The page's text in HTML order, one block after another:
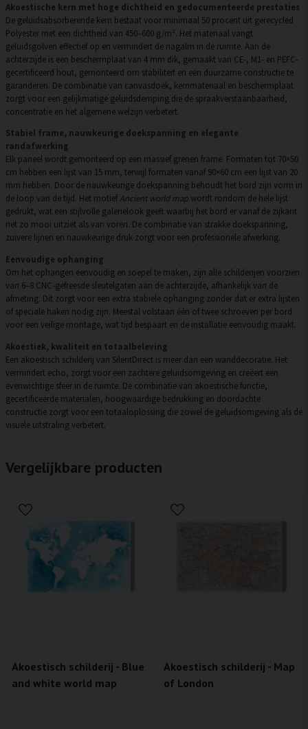
Akoestische kern met hoge dichtheid en gedocumenteerde prestaties
De geluidsabsorberende kern bestaat voor minimaal 50 procent uit gerecycled
Polyester met een dichtheid van 450–600 g/m². Het materiaal vangt
geluidsgolven effectief op en vermindert de nagalm in de ruimte. Aan de
achterzijde is een beschermplaat van 4 mm dik, gemaakt van CE-, M1- en PEFC-
gecertificeerd hout, gemonteerd om stabiliteit en een duurzame constructie te
garanderen. De combinatie van canvasdoek, kernmateriaal en beschermplaat
zorgt voor een gelijkmatige geluidsdemping die de spraakverstaanbaarheid,
concentratie en het algemene welzijn verbetert.
Stabiel frame, nauwkeurige doekspanning en elegante
randafwerking
Elk paneel wordt gemonteerd op een massief grenen frame. Formaten tot 70×50
cm hebben een lijst van 15 mm, terwijl formaten vanaf 90×60 cm een lijst van 20
mm hebben. Door de nauwkeurige doekspanning behoudt het bord zijn vorm in
de loop van de tijd. Het motiefAncient world map wordt rondom de hele lijst
gedrukt, wat een stijlvolle galerielook geeft waarbij het bord er vanaf de zijkant
net zo mooi uitziet als van voren. De combinatie van strakke doekspanning,
zuivere lijnen en nauwkeurige druk zorgt voor een professionele afwerking.
Eenvoudige ophanging
Om het ophangen eenvoudig en soepel te maken, zijn alle schilderijen voorzien
van 6–8 CNC-gefreesde sleutelgaten aan de achterzijde, afhankelijk van de
afmeting. Dit zorgt voor een extra stabiele ophanging zonder dat er extra lijsten
of speciale haken nodig zijn. Meestal volstaan één of twee schroeven per bord
voor een veilige montage, wat tijd bespaart en de installatie eenvoudig maakt.
Akoestiek, kwaliteit en totaalbeleving
Een akoestisch schilderij van SilentDirect is meer dan een wanddecoratie. Het
vermindert echo, zorgt voor een zachtere geluidsomgeving en creëert een
evenwichtige sfeer in de ruimte. De combinatie van akoestische functie,
gecertificeerde materialen, hoogwaardige bedrukking en doordachte
constructie zorgt voor een totaaloplossing die zowel de geluidsomgeving als de
visuele uitstraling verbetert.
Vergelijkbare producten
Akoestisch schilderij - Blue
and white world map
Akoestisch schilderij - Map
of London